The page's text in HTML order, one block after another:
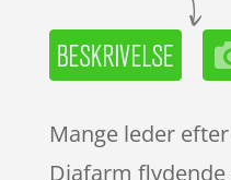
Mange leder
Diafarm